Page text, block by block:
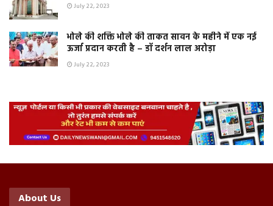
July 22, 2023
भोले की शक्ति भोले की ताकत सावन के महीने में एक नई
ऊर्जा प्रदान करती है – डॉ दर्शन लाल अरोड़ा
July 22, 2023
About Us